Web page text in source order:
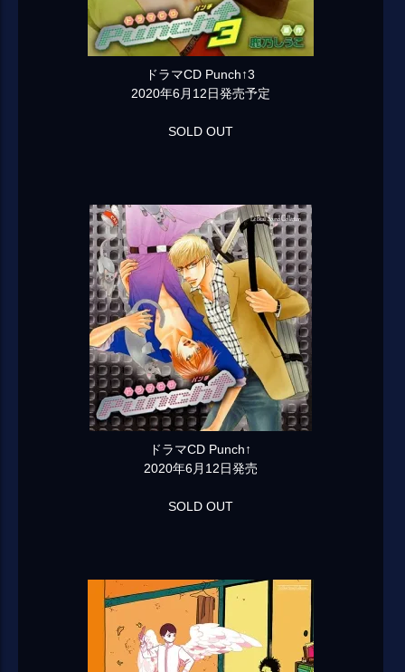
ドラマCD Punch↑3
2020年6月12日発売予定
SOLD OUT
ドラマCD Punch↑
2020年6月12日発売
SOLD OUT